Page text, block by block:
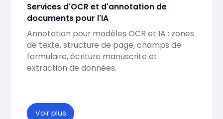
Services d'OCR et d'annotation de
documents pour l'IA
Annotation pour modèles OCR et IA : zones
de texte, structure de page, champs de
formulaire, écriture manuscrite et
extraction de données.
Voir plus